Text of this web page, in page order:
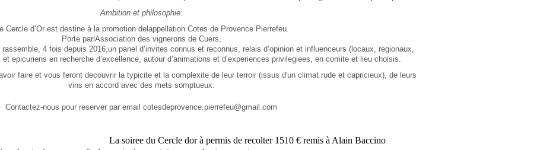
Ambition et philosophie:
Cercle d’Or est destine à la promotion delappellation Cotes de Provence Pierrefeu.
Porte parlAssociation des vignerons de Cuers,
4 fois depuis 2016,un panel d’invites connus et reconnus, relais d’opinion et influenceurs (locaux, regionaux,
epicuriens en recherche d’excellence, autour d’animations et d’experiences privilegiees, en comite et lieu choisis.
faire et vous feront decouvrir la typicite et la complexite de leur terroir (issus d'un climat rude et capricieux), de leurs
vins en accord avec des mets somptueux.
Contactez-nous pour reserver par email cotesdeprovence.pierrefeu@gmail.com
La soiree du Cercle dor à permis de recolter 1510 € remis à Alain Baccino